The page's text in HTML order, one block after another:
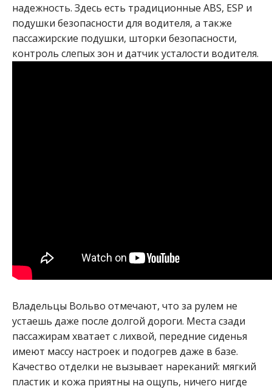
надежность. Здесь есть традиционные ABS, ESP и
подушки безопасности для водителя, а также
пассажирские подушки, шторки безопасности,
контроль слепых зон и датчик усталости водителя.
Владельцы Вольво отмечают, что за рулем не
устаешь даже после долгой дороги. Места сзади
пассажирам хватает с лихвой, передние сиденья
имеют массу настроек и подогрев даже в базе.
Качество отделки не вызывает нареканий: мягкий
пластик и кожа приятны на ощупь, ничего нигде